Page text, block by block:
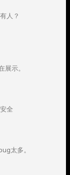
人？
展示。
全
太多。